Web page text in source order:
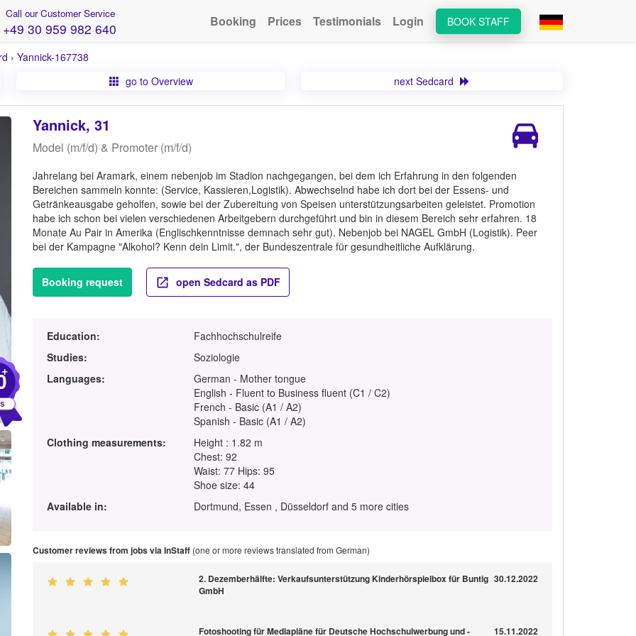
Call our Customer Service
+49 30 959 982 640 BOOK STAFF
Booking Prices Testimonials Login
› Yannick-167738
go to Overview
next Sedcard
+
Yannick, 31
Model (m/f/d) & Promoter (m/f/d)
Jahrelang bei Aramark, einem nebenjob im Stadion nachgegangen, bei dem ich Erfahrung in den folgenden
Bereichen sammeln konnte: (Service, Kassieren,Logistik). Abwechselnd habe ich dort bei der Essens- und
Getränkeausgabe geholfen, sowie bei der Zubereitung von Speisen unterstützungsarbeiten geleistet. Promotion
habe ich schon bei vielen verschiedenen Arbeitgebern durchgeführt und bin in diesem Bereich sehr erfahren. 18
Monate Au Pair in Amerika (Englischkenntnisse demnach sehr gut). Nebenjob bei NAGEL GmbH (Logistik). Peer
bei der Kampagne "Alkohol? Kenn dein Limit.", der Bundeszentrale für gesundheitliche Aufklärung.
Booking request open Sedcard as PDF
Education:
Fachhochschulreife
Studies:
Soziologie
Languages:
German - Mother tongue
English - Fluent to Business fluent (C1 / C2)
French - Basic (A1 / A2)
Spanish - Basic (A1 / A2)
Clothing measurements:
Height : 1.82 m
Chest: 92
Waist: 77 Hips: 95
Shoe size: 44
Available in:
Dortmund, Essen , Düsseldorf and 5 more cities
Customer reviews from jobs via InStaff(one or more reviews translated from German)
2. Dezemberhälfte: Verkaufsunterstützung Kinderhörspielbox für Buntig
GmbH
30.12.2022
Fotoshooting für Mediapläne für Deutsche Hochschulwerbung und - 15.11.2022